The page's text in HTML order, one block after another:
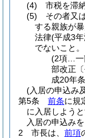
(4)
市税を滞
(5)
その者又
する親族が
法律(平成3
でないこと。
(2項…一
部改正
成20年
(入居の申込み
第5条
前条に規
に入居しよう
入居の申込み
2
市長は、 前項